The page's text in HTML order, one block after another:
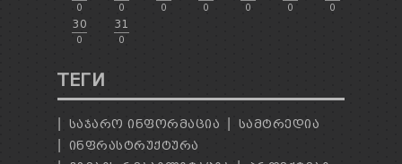
0 0 0 0 0 0 0
30
0
31
0
ТЕГИ
ᲡᲐᲯᲐᲠᲝ ᲘᲜᲤᲝᲠᲛᲐᲪᲘᲐ
ᲡᲐᲛᲢᲠᲔᲓᲘᲐ
ᲘᲜᲤᲠᲐᲡᲢᲠᲣᲥᲢᲣᲠᲐ